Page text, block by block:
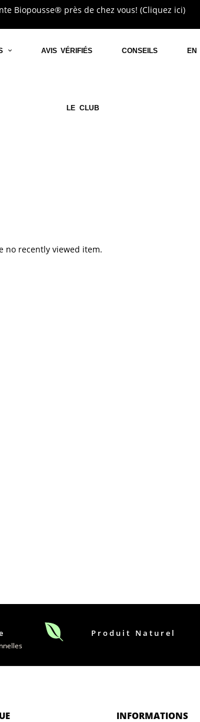
Biopousse® près de chez vous! (Cliquez ici)
AVIS VÉRIFIÉS CONSEILS EN
LE CLUB
no recently viewed item.
Produit Naturel
INFORMATIONS